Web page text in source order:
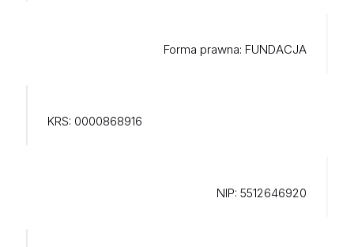
Forma prawna: FUNDACJA
KRS: 0000868916
NIP: 5512646920